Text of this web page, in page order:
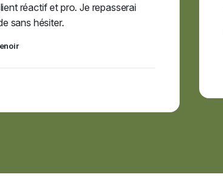
réactif et pro. Je repasserai
sans hésiter.